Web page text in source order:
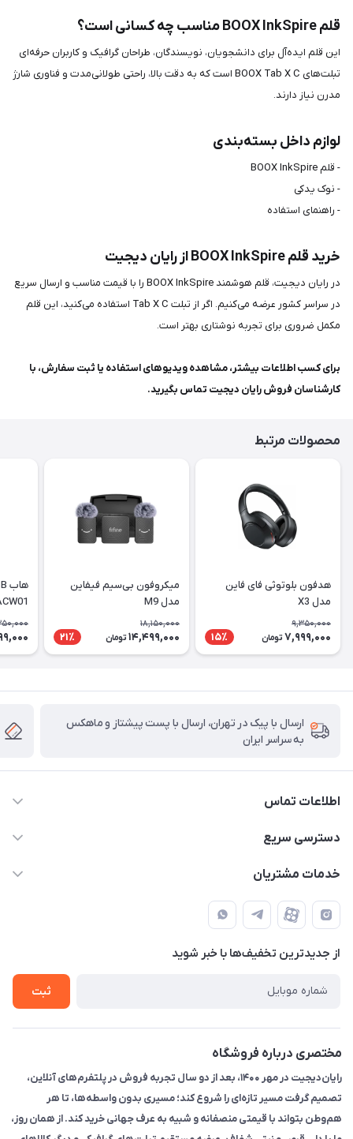
قلم BOOX InkSpire مناسب چه کسانی است؟
این قلم ایده‌آل برای دانشجویان، نویسندگان، طراحان گرافیک و کاربران حرفه‌ای
تبلت‌های BOOX Tab X C است که به دقت بالا، راحتی طولانی‌مدت و فناوری شارژ
مدرن نیاز دارند.
لوازم داخل بسته‌بندی
- قلم BOOX InkSpire
- نوک یدکی
- راهنمای استفاده
خرید قلم BOOX InkSpire از رایان دیجیت
در رایان دیجیت، قلم هوشمند BOOX InkSpire را با قیمت مناسب و ارسال سریع
در سراسر کشور عرضه می‌کنیم. اگر از تبلت Tab X C استفاده می‌کنید، این قلم
مکمل ضروری برای تجربه نوشتاری بهتر است.
برای کسب اطلاعات بیشتر، مشاهده ویدیوهای استفاده یا ثبت سفارش، با
کارشناسان فروش رایان دیجیت تماس بگیرید.
محصولات مرتبط
هدفون بلوتوثی فای فاین
مدل X3
9,350,000
7,999,000 تومان 15٪
میکروفون بی‌سیم فیفاین
مدل M9
18,150,000
14,499,000 تومان 21٪
ارسال با پیک در تهران، ارسال با پست پیشتاز و ماهکس
به سراسر ایران
اطلاعات تماس
۰۲۱91095320 - 09120057355 - 09915561288
حضوری از قبل با پشتیبان های فروشگاه هماهنگ کنید)
دسترسی سریع
حساب کاربری
لیست محصولات
تماس با ما
خدمات مشتریان
قوانین و مقررات
حریم خصوصی
راهنما
از جدید‌ترین تخفیف‌ها با‌ خبر شوید
ثبت
مختصری درباره فروشگاه
رایان‌دیجیت در مهر ۱۴۰۰، بعد از دو سال تجربه فروش در پلتفرم‌های آنلاین،
تصمیم گرفت مسیر تازه‌ای را شروع کند؛ مسیری بدون واسطه‌ها، تا هر
هم‌وطن بتواند با قیمتی منصفانه و شبیه به عرف جهانی خرید کند. از همان روز،